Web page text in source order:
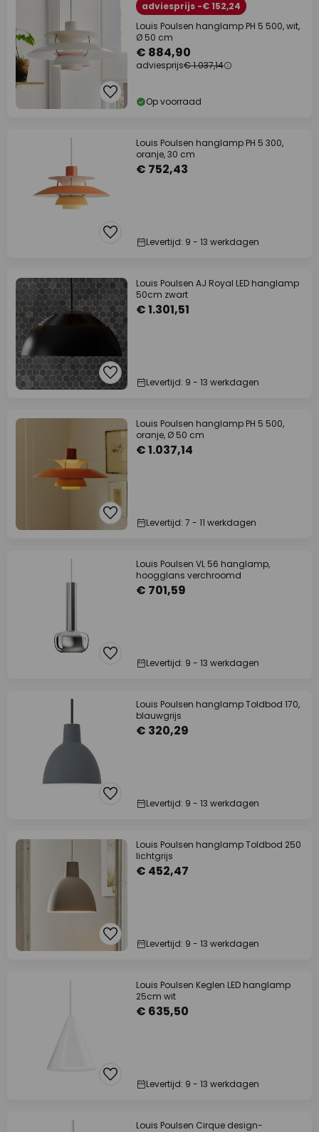
adviesprijs -€ 152,24
Louis Poulsen hanglamp PH 5 500, wit,
Ø 50 cm
€ 884,90
adviesprijs€ 1.037,14
Op voorraad
Louis Poulsen hanglamp PH 5 300,
oranje, 30 cm
€ 752,43
Levertijd: 9 - 13 werkdagen
Louis Poulsen AJ Royal LED hanglamp
50cm zwart
€ 1.301,51
Levertijd: 9 - 13 werkdagen
Louis Poulsen hanglamp PH 5 500,
oranje, Ø 50 cm
€ 1.037,14
Levertijd: 7 - 11 werkdagen
Louis Poulsen VL 56 hanglamp,
hoogglans verchroomd
€ 701,59
Levertijd: 9 - 13 werkdagen
Louis Poulsen hanglamp Toldbod 170,
blauwgrijs
€ 320,29
Levertijd: 9 - 13 werkdagen
Louis Poulsen hanglamp Toldbod 250
lichtgrijs
€ 452,47
Levertijd: 9 - 13 werkdagen
Louis Poulsen Keglen LED hanglamp
25cm wit
€ 635,50
Levertijd: 9 - 13 werkdagen
Louis Poulsen Cirque design-